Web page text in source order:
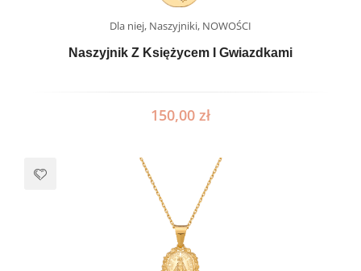
Dla niej, Naszyjniki, NOWOŚCI
Naszyjnik Z Księżycem I Gwiazdkami
150,00 zł